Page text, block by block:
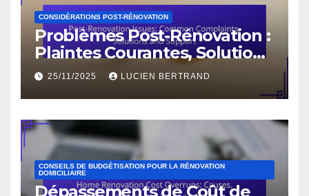
CONSIDÉRATIONS POST-RÉNOVATION
Problèmes Post-Rénovation :
Plaintes Courantes, Solutions
et Support
25/11/2025 LUCIEN BERTRAND
CONSEILS DE BUDGÉTISATION POUR LA RÉNOVATION
DOMICILIAIRE
Dépassements de Coût de